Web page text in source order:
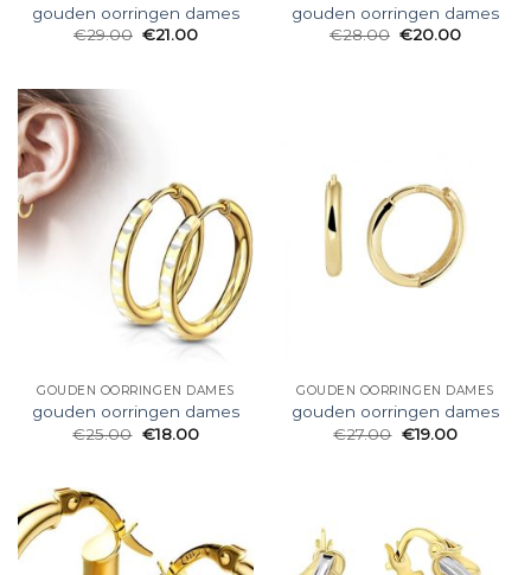
gouden oorringen dames
€29.00 €21.00
gouden oorringen dames
€28.00 €20.00
GOUDEN OORRINGEN DAMES
gouden oorringen dames
€25.00 €18.00
GOUDEN OORRINGEN DAMES
gouden oorringen dames
€27.00 €19.00